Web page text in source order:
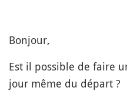
Bonjour,
Est il possible de faire
jour même du départ ?